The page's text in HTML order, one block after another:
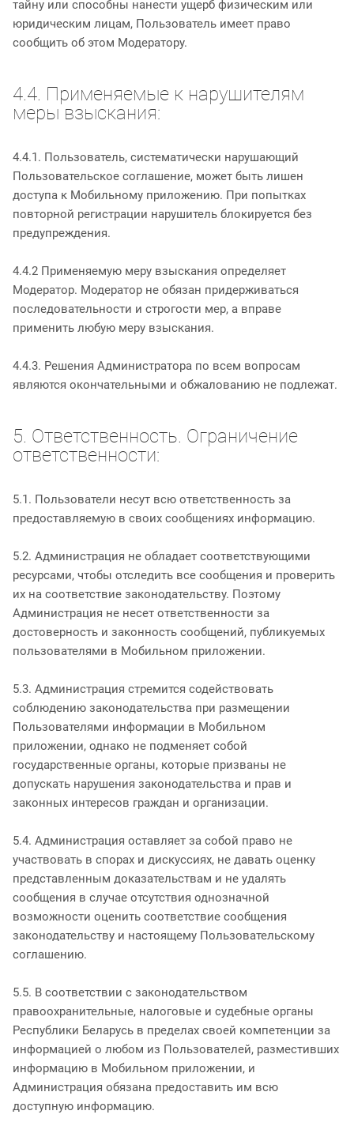
тайну или способны нанести ущерб физическим или
юридическим лицам, Пользователь имеет право
сообщить об этом Модератору.
4.4. Применяемые к нарушителям
меры взыскания:
4.4.1. Пользователь, систематически нарушающий
Пользовательское соглашение, может быть лишен
доступа к Мобильному приложению. При попытках
повторной регистрации нарушитель блокируется без
предупреждения.
4.4.2 Применяемую меру взыскания определяет
Модератор. Модератор не обязан придерживаться
последовательности и строгости мер, а вправе
применить любую меру взыскания.
4.4.3. Решения Администратора по всем вопросам
являются окончательными и обжалованию не подлежат.
5. Ответственность. Ограничение
ответственности:
5.1. Пользователи несут всю ответственность за
предоставляемую в своих сообщениях информацию.
5.2. Администрация не обладает соответствующими
ресурсами, чтобы отследить все сообщения и проверить
их на соответствие законодательству. Поэтому
Администрация не несет ответственности за
достоверность и законность сообщений, публикуемых
пользователями в Мобильном приложении.
5.3. Администрация стремится содействовать
соблюдению законодательства при размещении
Пользователями информации в Мобильном
приложении, однако не подменяет собой
государственные органы, которые призваны не
допускать нарушения законодательства и прав и
законных интересов граждан и организации.
5.4. Администрация оставляет за собой право не
участвовать в спорах и дискуссиях, не давать оценку
представленным доказательствам и не удалять
сообщения в случае отсутствия однозначной
возможности оценить соответствие сообщения
законодательству и настоящему Пользовательскому
соглашению.
5.5. В соответствии с законодательством
правоохранительные, налоговые и судебные органы
Республики Беларусь в пределах своей компетенции за
информацией о любом из Пользователей, разместивших
информацию в Мобильном приложении, и
Администрация обязана предоставить им всю
доступную информацию.